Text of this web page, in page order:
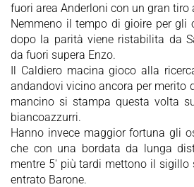
fuori area Anderloni con un gran tiro
Nemmeno il tempo di gioire per gli
dopo la parità viene ristabilita da
da fuori supera Enzo.
Il Caldiero macina gioco alla
andandovi vicino ancora per merito
mancino si stampa questa volta
biancoazzurri.
Hanno invece maggior fortuna gli
che con una bordata da lunga
mentre 5' più tardi mettono il sigillo
entrato Barone.